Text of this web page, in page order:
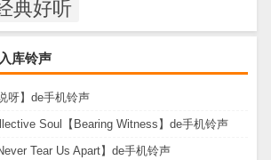
典好听
库铃声
说呀】de手机铃声
Soul【Bearing Witness】de手机铃声
Never Tear Us Apart】de手机铃声